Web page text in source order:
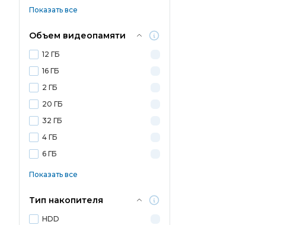
Показать все
Объем видеопамяти
12 ГБ
16 ГБ
2 ГБ
20 ГБ
32 ГБ
4 ГБ
6 ГБ
Показать все
Тип накопителя
HDD